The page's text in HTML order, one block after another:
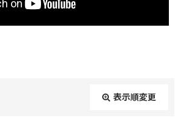
表示順変更